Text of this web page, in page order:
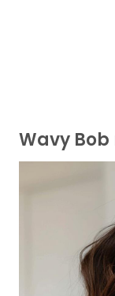
Wavy